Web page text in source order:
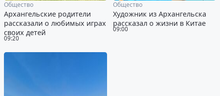
09:20
Общество
Архангельские родители
рассказали о любимых играх
своих детей
09:00
Общество
Художник из Архангельска
рассказал о жизни в Китае